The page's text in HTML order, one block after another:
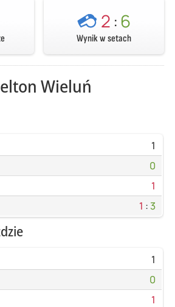
2 : 6
Wynik w setach
Wieluń
1
0
1
1 : 3
1
0
1